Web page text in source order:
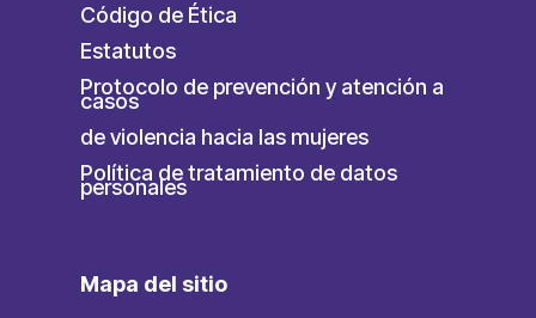
Código de Ética
Estatutos
Protocolo de prevención y atención a
casos
de violencia hacia las mujeres
Política de tratamiento de datos
personales
Mapa del sitio